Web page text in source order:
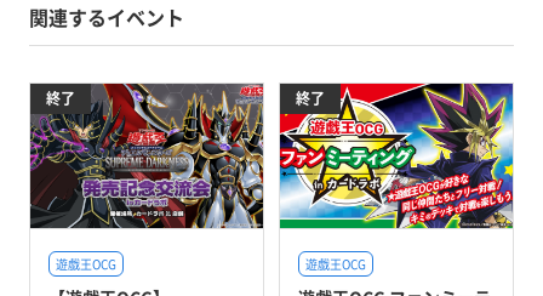
関連するイベント
終了
遊戯王OCG
終了
遊戯王OCG